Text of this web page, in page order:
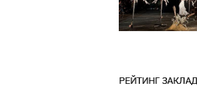
РЕЙТИНГ